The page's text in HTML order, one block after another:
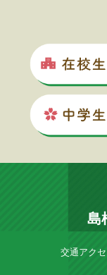
島
交通アク